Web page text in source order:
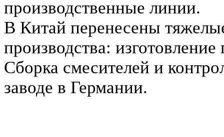
производственные линии.
В Китай перенесены
производства:
Сборка смесителей и
заводе в Германии.